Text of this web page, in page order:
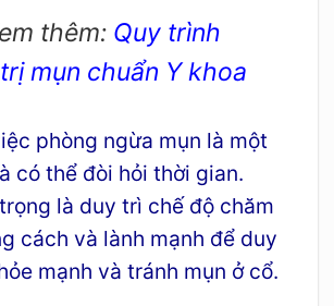
thêm: Quy trình
mụn chuẩn Y khoa
phòng ngừa mụn là một
có thể đòi hỏi thời gian.
là duy trì chế độ chăm
cách và lành mạnh để duy
mạnh và tránh mụn ở cổ.